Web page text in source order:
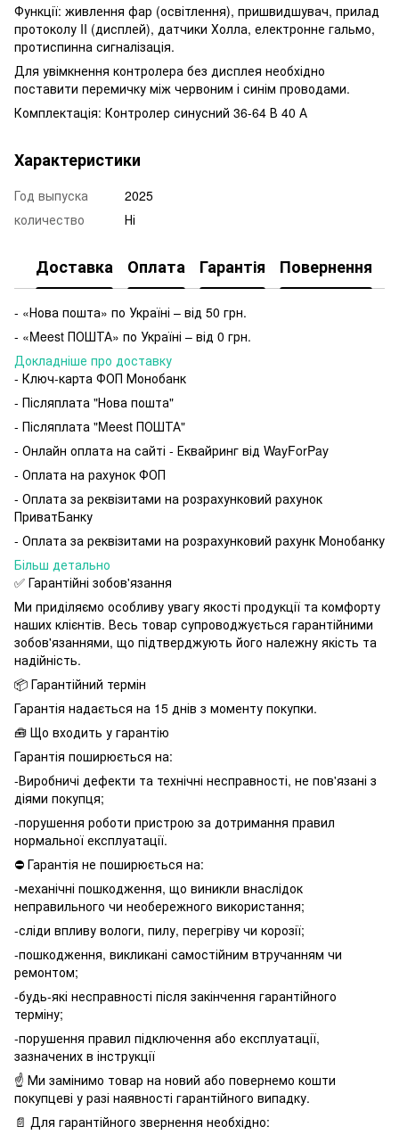
Функції: живлення фар (освітлення), пришвидшувач, прилад
протоколу II (дисплей), датчики Холла, електронне гальмо,
протиспинна сигналізація.
Для увімкнення контролера без дисплея необхідно
поставити перемичку між червоним і синім проводами.
Комплектація: Контролер синусний 36-64 В 40 А
Характеристики
Год выпуска
2025
количество
Ні
Доставка Оплата Гарантія Повернення
- «Нова пошта» по Україні – від 50 грн.
- «Meest ПОШТА» по Україні – від 0 грн.
Докладніше про доставку
- Ключ-карта ФОП Монобанк
- Післяплата "Нова пошта"
- Післяплата "Meest ПОШТА"
- Онлайн оплата на сайті - Еквайринг від WayForPay
- Оплата на рахунок ФОП
- Оплата за реквізитами на розрахунковий рахунок
ПриватБанку
- Оплата за реквізитами на розрахунковий рахунк Монобанку
Більш детально
✅ Гарантійні зобов'язання
Ми приділяємо особливу увагу якості продукції та комфорту
наших клієнтів. Весь товар супроводжується гарантійними
зобов'язаннями, що підтверджують його належну якість та
надійність.
📦 Гарантійний термін
Гарантія надається на 15 днів з моменту покупки.
🧰 Що входить у гарантію
Гарантія поширюється на:
-Виробничі дефекти та технічні несправності, не пов'язані з
діями покупця;
-порушення роботи пристрою за дотримання правил
нормальної експлуатації.
⛔️ Гарантія не поширюється на:
-механічні пошкодження, що виникли внаслідок
неправильного чи необережного використання;
-сліди впливу вологи, пилу, перегріву чи корозії;
-пошкодження, викликані самостійним втручанням чи
ремонтом;
-будь-які несправності після закінчення гарантійного
терміну;
-порушення правил підключення або експлуатації,
зазначених в інструкції
☝️ Ми замінимо товар на новий або повернемо кошти
покупцеві у разі наявності гарантійного випадку.
📄 Для гарантійного звернення необхідно: